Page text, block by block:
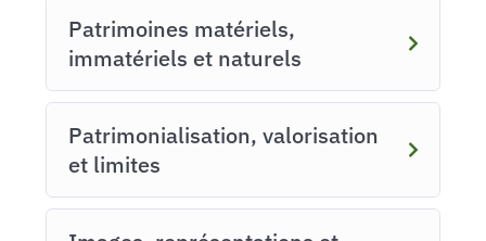
Patrimoines matériels,
immatériels et naturels
Patrimonialisation, valorisation
et limites